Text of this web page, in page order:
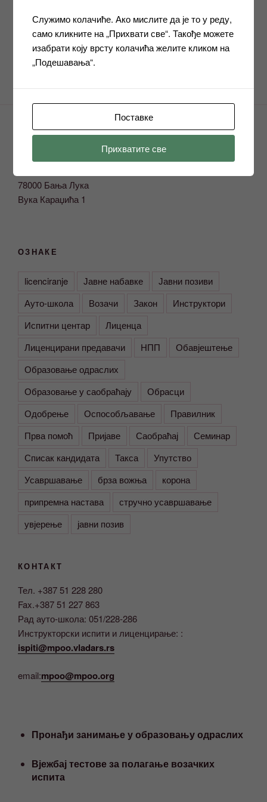
Следећи
чланак
Нови правилници у образовању одраслих
78000 Бања Лука
Вука Караџића 1
ОЗНАКЕ
licenciranje Јавне набавке
Јавни позиви
Ауто-школа
Возачи Закон
Инструктори
Испитни центар
Лиценца
Лиценцирани предавачи
НПП
Обавјештење
Образовање одраслих
Образовање у саобраћају
Обрасци
Одобрење
Оспособљавање
Правилник
Прва помоћ
Пријаве Саобраћај
Семинар
Списак кандидата
Такса
Упутство
Усавршавање
брза вожња
корона
припремна настава
стручно усавршавање
увјерење
јавни позив
КОНТАКТ
Тел. +387 51 228 280
Fax.+387 51 227 863
Рад ауто-школа: 051/228-286
Инструкторски испити и лиценцирање: :
ispiti@mpoo.vladars.rs
email:mpoo@mpoo.org
Пронађи занимање у образовању одраслих
Вјежбај тестове за полагање возачких
испита
Служимо колачиће. Ако мислите да је то у реду,
само кликните на „Прихвати све“. Такође можете
изабрати коју врсту колачића желите кликом на
„Подешавања“.
Поставке
Прихватите све